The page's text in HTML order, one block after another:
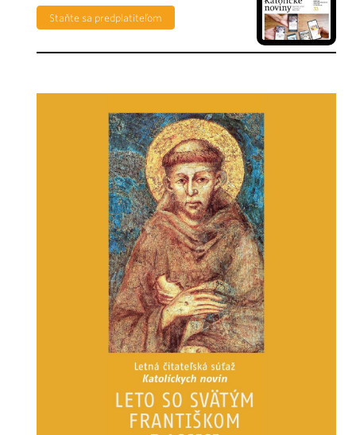
Staňte sa predplatiteľom